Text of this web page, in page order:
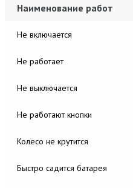
Наименование работ
Не включается
Не работает
Не выключается
Не работают кнопки
Колесо не крутится
Быстро садится батарея